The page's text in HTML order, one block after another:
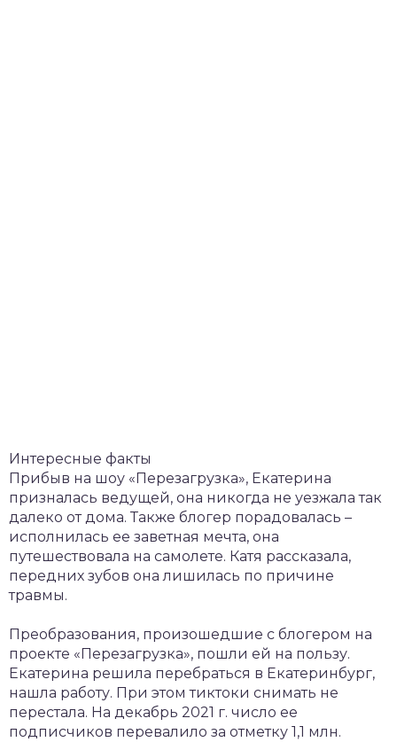
Интересные факты
Прибыв на шоу «Перезагрузка», Екатерина
призналась ведущей, она никогда не уезжала так
далеко от дома. Также блогер порадовалась –
исполнилась ее заветная мечта, она
путешествовала на самолете. Катя рассказала,
передних зубов она лишилась по причине
травмы.
Преобразования, произошедшие с блогером на
проекте «Перезагрузка», пошли ей на пользу.
Екатерина решила перебраться в Екатеринбург,
нашла работу. При этом тиктоки снимать не
перестала. На декабрь 2021 г. число ее
подписчиков перевалило за отметку 1,1 млн.